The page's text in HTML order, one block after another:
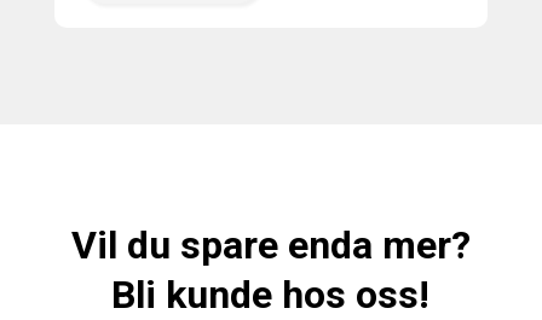
Vil du spare enda mer?
Bli kunde hos oss!